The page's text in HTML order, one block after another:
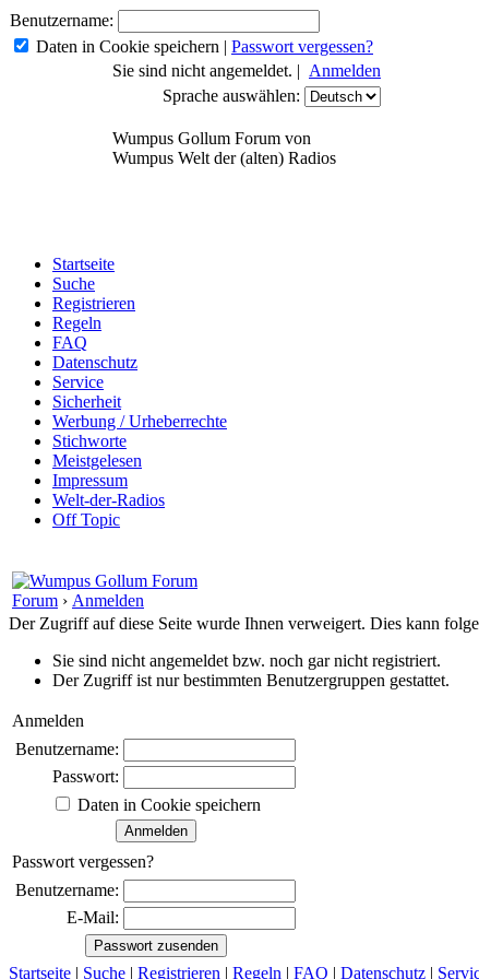
Benutzername:
Daten in Cookie speichern | Passwort vergessen?
Sie sind nicht angemeldet. | Anmelden
Sprache auswählen:
Wumpus Gollum Forum von
Wumpus Welt der (alten) Radios
Startseite
Suche
Registrieren
Regeln
FAQ
Datenschutz
Service
Sicherheit
Werbung / Urheberrechte
Stichworte
Meistgelesen
Impressum
Welt-der-Radios
Off Topic
Forum › Anmelden
Der Zugriff auf diese Seite wurde Ihnen verweigert. Dies kann
Sie sind nicht angemeldet bzw. noch gar nicht registriert.
Der Zugriff ist nur bestimmten Benutzergruppen gestattet.
Anmelden
Benutzername:
Passwort:
Daten in Cookie speichern
Passwort vergessen?
Benutzername:
E-Mail:
Startseite | Suche | Registrieren | Regeln | FAQ | Datenschutz |